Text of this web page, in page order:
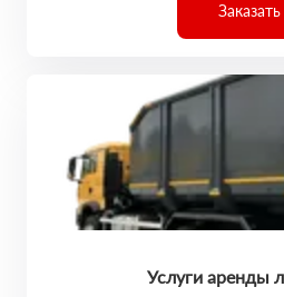
Заказать
Услуги аренды